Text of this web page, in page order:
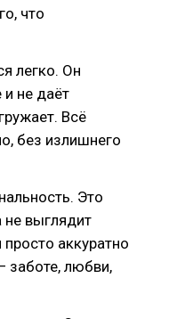
что
легко. Он
не даёт
Всё
без излишнего
Это
выглядит
аккуратно
заботе, любви,